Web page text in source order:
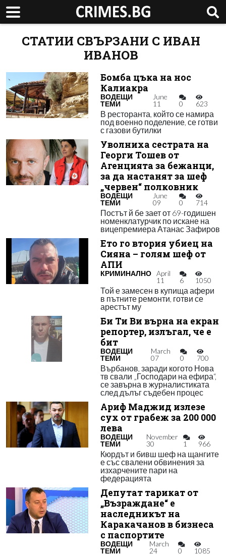
СТАТИИ СВЪРЗАНИ С ИВАН
ИВАНОВ
Бомба цъка на нос
Калиакра
ВОДЕЩИ
ТЕМИ
June
11
0 623
В ресторанта, който се намира
под военно поделение, се готви
с газови бутилки
Уволниха сестрата на
Георги Тошев от
Агенцията за бежанци,
за да настанят за шеф
„червен“ полковник
ВОДЕЩИ
ТЕМИ
June
09
0 714
Постът й бе зает от 69-годишен
номенклатурчик по искане на
вицепремиера Атанас Зафиров
Ето го втория убиец на
Сияна – голям шеф от
АПИ
КРИМИНАЛНО
April
11
6 1050
Той е замесен в купища афери
в пътните ремонти, готви се
арестът му
Би Ти Ви върна на екран
репортер, излъгал, че е
бит
ВОДЕЩИ
ТЕМИ
March
07
0 700
Върбанов, заради когото Нова
тв свали „Господари на ефира“,
се завърна в журналистиката
след дълъг съдебен процес
Ариф Маджид излезе
сух от грабеж за 200 000
лева
ВОДЕЩИ
ТЕМИ
November
30
1 966
Кюрдът и бивш шеф на щангите
е със свалени обвинения за
изхарчените пари на
федерацията
Депутат тарикат от
„Възраждане“ е
наследникът на
Каракачанов в бизнеса
с паспортите
ВОДЕЩИ
ТЕМИ
March
24
0 1085